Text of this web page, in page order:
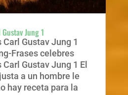
Jung 1
Gustav Jung 1
Frases celebres
Gustav Jung 1 El
a un hombre le
hay receta para la